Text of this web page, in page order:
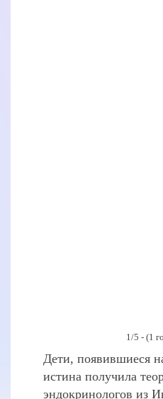
1/5 - (1
Дети, появившиеся
истина получила
эндокринологов из